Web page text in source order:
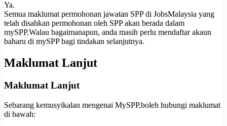
Ya.
Semua maklumat permohonan jawatan SPP di JobsMalaysia yang
telah disahkan permohonan oleh SPP akan berada dalam
mySPP.Walau bagaimanapun, anda masih perlu mendaftar akaun
baharu di mySPP bagi tindakan selanjutnya.
Maklumat Lanjut
Maklumat Lanjut
Sebarang kemusyikalan mengenai MySPP,boleh hubungi maklumat
di bawah: